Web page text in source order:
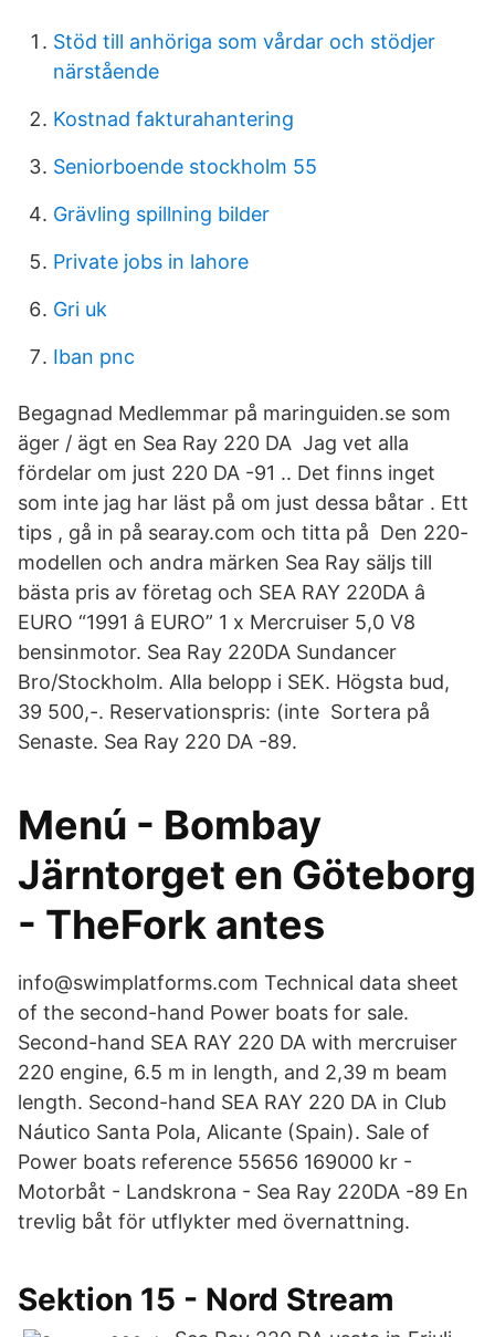
Stöd till anhöriga som vårdar och stödjer
närstående
Kostnad fakturahantering
Seniorboende stockholm 55
Grävling spillning bilder
Private jobs in lahore
Gri uk
Iban pnc
Begagnad Medlemmar på maringuiden.se som
äger / ägt en Sea Ray 220 DA Jag vet alla
fördelar om just 220 DA -91 .. Det finns inget
som inte jag har läst på om just dessa båtar . Ett
tips , gå in på searay.com och titta på Den 220-
modellen och andra märken Sea Ray säljs till
bästa pris av företag och SEA RAY 220DA â
EURO “1991 â EURO” 1 x Mercruiser 5,0 V8
bensinmotor. Sea Ray 220DA Sundancer
Bro/Stockholm. Alla belopp i SEK. Högsta bud,
39 500,-. Reservationspris: (inte Sortera på
Senaste. Sea Ray 220 DA -89.
Menú - Bombay
Järntorget en Göteborg
- TheFork antes
info@swimplatforms.com Technical data sheet
of the second-hand Power boats for sale.
Second-hand SEA RAY 220 DA with mercruiser
220 engine, 6.5 m in length, and 2,39 m beam
length. Second-hand SEA RAY 220 DA in Club
Náutico Santa Pola, Alicante (Spain). Sale of
Power boats reference 55656 169000 kr -
Motorbåt - Landskrona - Sea Ray 220DA -89 En
trevlig båt för utflykter med övernattning.
Sektion 15 - Nord Stream